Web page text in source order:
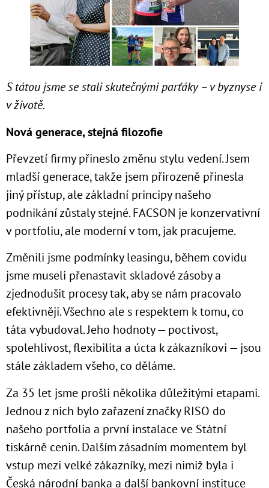
S tátou jsme se stali skutečnými parťáky – v byznyse i
v životě.
Nová generace, stejná filozofie
Převzetí firmy přineslo změnu stylu vedení. Jsem
mladší generace, takže jsem přirozeně přinesla
jiný přístup, ale základní principy našeho
podnikání zůstaly stejné. FACSON je konzervativní
v portfoliu, ale moderní v tom, jak pracujeme.
Změnili jsme podmínky leasingu, během covidu
jsme museli přenastavit skladové zásoby a
zjednodušit procesy tak, aby se nám pracovalo
efektivněji. Všechno ale s respektem k tomu, co
táta vybudoval. Jeho hodnoty — poctivost,
spolehlivost, flexibilita a úcta k zákazníkovi — jsou
stále základem všeho, co děláme.
Za 35 let jsme prošli několika důležitými etapami.
Jednou z nich bylo zařazení značky RISO do
našeho portfolia a první instalace ve Státní
tiskárně cenin. Dalším zásadním momentem byl
vstup mezi velké zákazníky, mezi nimiž byla i
Česká národní banka a další bankovní instituce